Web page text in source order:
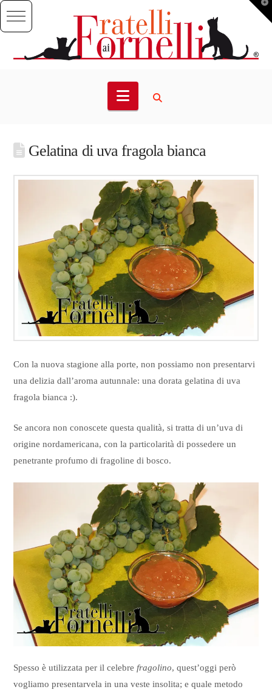
Navigation
Gelatina di uva fragola bianca
Con la nuova stagione alla porte, non possiamo non presentarvi
una delizia dall’aroma autunnale: una dorata gelatina di uva
fragola bianca :).
Se ancora non conoscete questa qualità, si tratta di un’uva di
origine nordamericana, con la particolarità di possedere un
penetrante profumo di fragoline di bosco.
Spesso è utilizzata per il celebrefragolino, quest’oggi però
vogliamo presentarvela in una veste insolita; e quale metodo